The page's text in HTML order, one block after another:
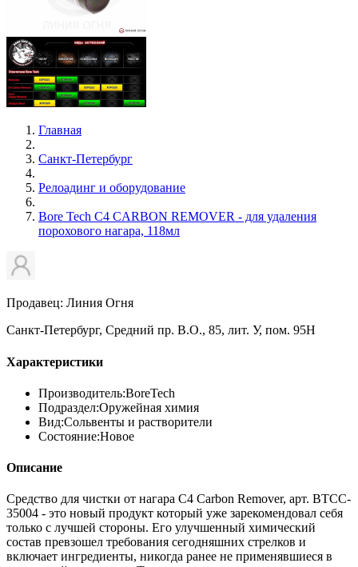
Главная
Санкт-Петербург
Релоадинг и оборудование
Bore Tech C4 CARBON REMOVER - для удаления
порохового нагара, 118мл
Продавец: Линия Огня
Санкт-Петербург, Средний пр. В.О., 85, лит. У, пом. 95Н
Характеристики
Производитель:BoreTech
Подраздел:Оружейная химия
Вид:Сольвенты и растворители
Состояние:Новое
Описание
Средство для чистки от нагара C4 Carbon Remover, арт. BTCC-
35004 - это новый продукт который уже зарекомендовал себя
только с лучшей стороны. Его улучшенный химический
состав превзошел требования сегодняшних стрелков и
включает ингредиенты, никогда ранее не применявшиеся в